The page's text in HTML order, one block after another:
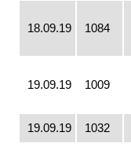
18.09.19 1084
19.09.19 1009
19.09.19 1032